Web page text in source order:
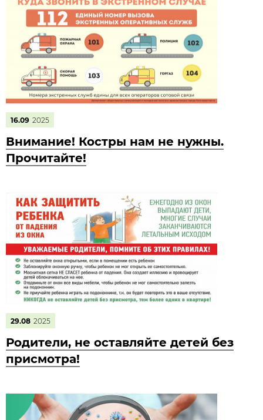
16.09 2025
Внимание! Костры нам не нужны.
Прочитайте!
29.08 2025
Родители, не оставляйте детей без
присмотра!